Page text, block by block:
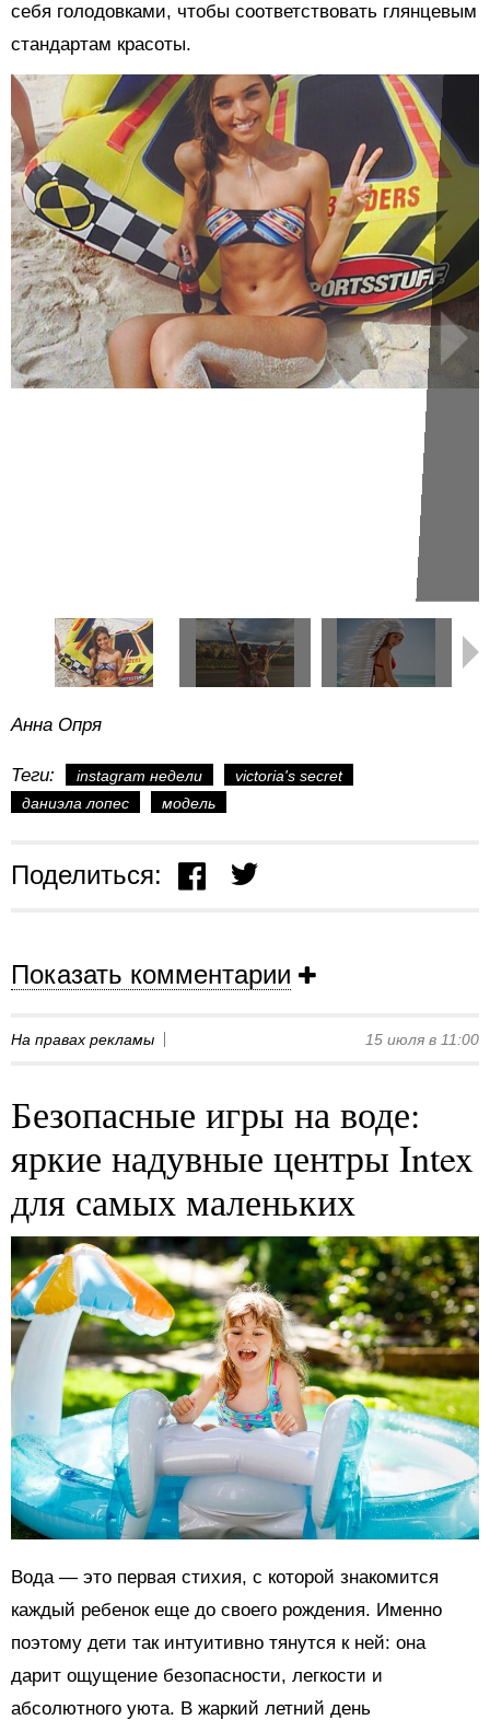
себя голодовками, чтобы соответствовать глянцевым
стандартам красоты.
Анна Опря
Теги: instagram недели
victoria's secret
даниэла лопес
модель
Поделиться:
Показать комментарии
На правах рекламы 15 июля в 11:00
Безопасные игры на воде:
яркие надувные центры Intex
для самых маленьких
Вода — это первая стихия, с которой знакомится
каждый ребенок еще до своего рождения. Именно
поэтому дети так интуитивно тянутся к ней: она
дарит ощущение безопасности, легкости и
абсолютного уюта. В жаркий летний день